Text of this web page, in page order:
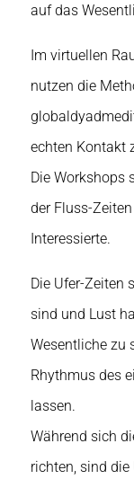
auf das
Im virtuellen
nutzen die
echten Kontakt
Die Workshops
der Fluss-
Interessierte.
Die Ufer-Zeiten
sind und Lust
Wesentliche zu
Rhythmus des
lassen.
Während sich
richten, sind